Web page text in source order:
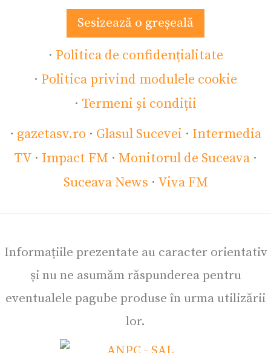
Sesizează o greșeală
· Politica de confidențialitate
· Politica privind modulele cookie
· Termeni și condiții
· gazetasv.ro · Glasul Sucevei · Intermedia
TV · Impact FM · Monitorul de Suceava ·
Suceava News · Viva FM
Informațiile prezentate au caracter orientativ
și nu ne asumăm răspunderea pentru
eventualele pagube produse în urma utilizării
lor.